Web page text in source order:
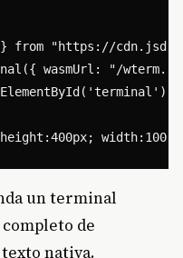
from "https://
wasmUrl: "/
un terminal
de
nativa.